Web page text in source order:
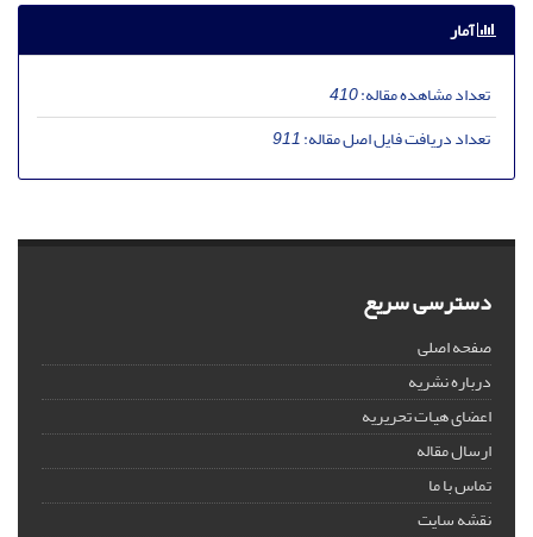
آمار
تعداد مشاهده مقاله:410
تعداد دریافت فایل اصل مقاله:911
دسترسی سریع
صفحه اصلی
درباره نشریه
اعضای هیات تحریریه
ارسال مقاله
تماس با ما
نقشه سایت